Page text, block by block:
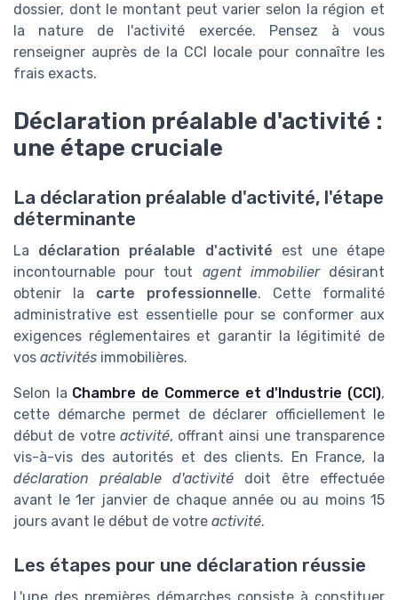
dossier, dont le montant peut varier selon la région et
la nature de l'activité exercée. Pensez à vous
renseigner auprès de la CCI locale pour connaître les
frais exacts.
Déclaration préalable d'activité :
une étape cruciale
La déclaration préalable d'activité, l'étape
déterminante
La déclaration préalable d'activité est une étape
incontournable pour tout agent immobilierdésirant
obtenir la carte professionnelle. Cette formalité
administrative est essentielle pour se conformer aux
exigences réglementaires et garantir la légitimité de
vos activités immobilières.
Selon la Chambre de Commerce et d'Industrie (CCI),
cette démarche permet de déclarer officiellement le
début de votre activité, offrant ainsi une transparence
vis-à-vis des autorités et des clients. En France, la
déclaration préalable d'activité doit être effectuée
avant le 1er janvier de chaque année ou au moins 15
jours avant le début de votre activité.
Les étapes pour une déclaration réussie